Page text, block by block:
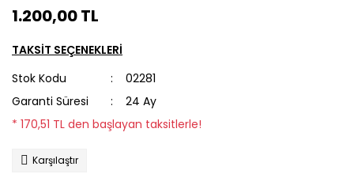
1.200,00 TL
TAKSİT SEÇENEKLERİ
Stok Kodu
02281
Garanti Süresi
24 Ay
* 170,51 TL den başlayan taksitlerle!
Karşılaştır